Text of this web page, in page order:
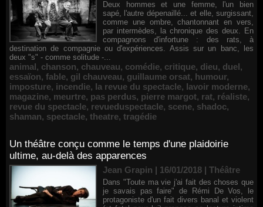
Deux hommes et une femme, l'un bien
sapé, l'autre dépenaillé... et elle, surgissant,
comme une ombre, chantonnant en vers,
par intermèdes, la chronique des deux. En
compagnons d'infortune : des rats, à
destination de compagnie ou d'expériences. Assis sur un banc, les
deux "s" - comme solitude -...
animal, chanson, chauveau, comédie, critique, dieu, duel,
essaïon, fable, gil chauveau, guillaume orsat, humour,
imposture, incendie, la revue du spectacle, lavoir moderne,
magazine, meurtre, pas perdus, pierre margot, rat, réaliste,
revue du spectacle, revueduspectacle, scene, shadoc,
shaman, spectacle, theatre, tragédie
Un théâtre conçu comme le temps d'une plaidoirie
ultime, au-delà des apparences
Jean Grapin | 16/01/2018 | Théâtre
Dans "Toute ma vie j'ai fait des choses que
je savais pas faire" de Rémi De Vos, le
protagoniste d'un fait divers banal et violent